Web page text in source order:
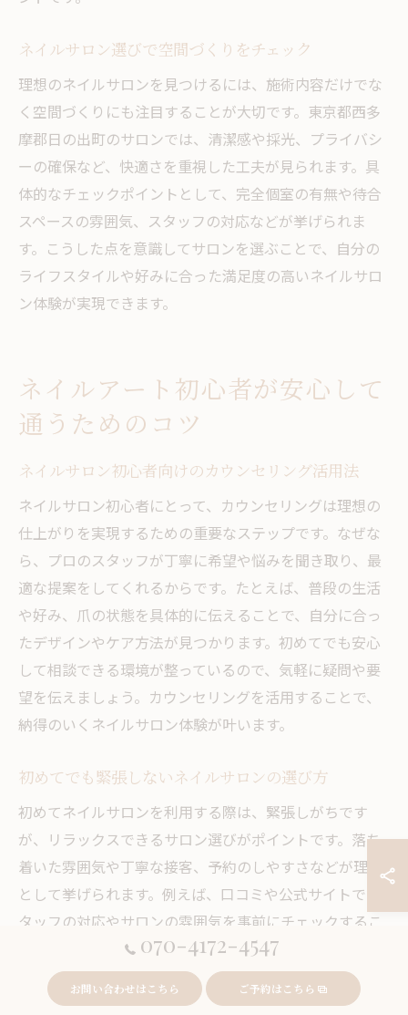
ネイルサロン選びで空間づくりをチェック
理想のネイルサロンを見つけるには、施術内容だけでな
く空間づくりにも注目することが大切です。東京都西多
摩郡日の出町のサロンでは、清潔感や採光、プライバシ
ーの確保など、快適さを重視した工夫が見られます。具
体的なチェックポイントとして、完全個室の有無や待合
スペースの雰囲気、スタッフの対応などが挙げられま
す。こうした点を意識してサロンを選ぶことで、自分の
ライフスタイルや好みに合った満足度の高いネイルサロ
ン体験が実現できます。
ネイルアート初心者が安心して
通うためのコツ
ネイルサロン初心者向けのカウンセリング活用法
ネイルサロン初心者にとって、カウンセリングは理想の
仕上がりを実現するための重要なステップです。なぜな
ら、プロのスタッフが丁寧に希望や悩みを聞き取り、最
適な提案をしてくれるからです。たとえば、普段の生活
や好み、爪の状態を具体的に伝えることで、自分に合っ
たデザインやケア方法が見つかります。初めてでも安心
して相談できる環境が整っているので、気軽に疑問や要
望を伝えましょう。カウンセリングを活用することで、
納得のいくネイルサロン体験が叶います。
初めてでも緊張しないネイルサロンの選び方
初めてネイルサロンを利用する際は、緊張しがちです
が、リラックスできるサロン選びがポイントです。落ち
着いた雰囲気や丁寧な接客、予約のしやすさなどが理由
として挙げられます。例えば、口コミや公式サイトでス
タッフの対応やサロンの雰囲気を事前にチェックするこ
とで、不安を解消できます。自分のペースで相談や施術
ができるサロンを選ぶことで、初めてでも安心してネイ
ルを楽しめます。
070-4172-4547
お問い合わせはこちら ご予約はこちら